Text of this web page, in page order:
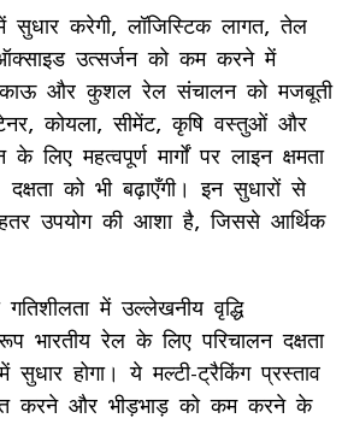
सुधार करेगी, लॉजिस्टिक लागत, तेल
उत्सर्जन को कम करने में
और कुशल रेल संचालन को मजबूती
कोयला, सीमेंट, कृषि वस्तुओं और
लिए महत्वपूर्ण मार्गों पर लाइन क्षमता
को भी बढ़ाएँगी। इन सुधारों से
उपयोग की आशा है, जिससे आर्थिक
में उल्लेखनीय वृद्धि
भारतीय रेल के लिए परिचालन दक्षता
होगा। ये मल्टी-ट्रैकिंग प्रस्ताव
करने और भीड़भाड़ को कम करने के